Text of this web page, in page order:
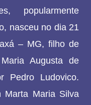
popularmente
nasceu no dia 21
– MG, filho de
Augusta de
Pedro Ludovico.
Marta Maria Silva